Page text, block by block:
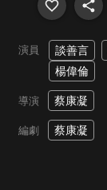
演員 談善言
楊偉倫
導演 蔡康凝
編劇 蔡康凝